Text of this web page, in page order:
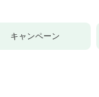
キャンペーン